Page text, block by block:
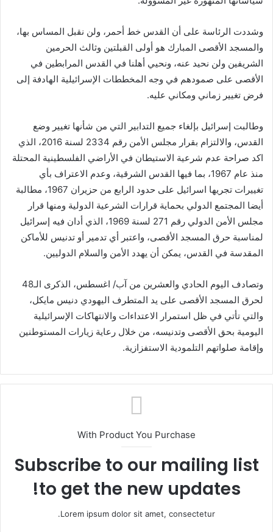
وشددت الرئاسة على أن القدس خط أحمر، ولن نقبل المساس بها،
والمسجد الأقصى المبارك هو أولى القبلتين وثالث الحرمين
الشريفين ولن نحيد عنه، ونحيي أهلنا في القدس المرابطين في
الأقصى على صمودهم في وجه المخططات الإسرائيلية الهادفة إلى
فرض تغيير زماني ومكاني عليه.
وطالبت إسرائيل بإلغاء جميع التدابير التي من شأنها تغيير وضع
القدس، والالتزام بقرار مجلس الأمن رقم 2334 لسنة 2016، الذي
اكد صراحة عدم شرعية الاستيطان في الأراضي الفلسطينية المحتلة
منذ عام 1967، بما فيها القدس الشرقية، وعدم الاعتراف بأي
تغييرات تجريها اسرائيل على حدود الرابع من حزيران 1967، مطالبة
أيضا المجتمع الدولي بحماية قرارات الشرعية الدولية ومنها قرار
مجلس الأمن الدولي رقم 271 لسنة 1969، الذي أدان فيه إسرائيل
لمناسبة حرق المسجد الأقصى، واعتبر أي تدمير أو تدنيس للأماكن
المقدسة في القدس، يمكن أن يهدد الأمن والسلام الدوليين.
وتصادف اليوم الحادي والعشرين من آب/ اغسطس، الذكرى الـ48
لحرق المسجد الأقصى على يد المتطرف اليهودي دنيس مايكل،
والتي تأتي في ظل استمرار الاعتداءات والانتهاكات الإسرائيلية
اليومية بحق الأقصى وتدنيسه، من خلال رعاية زيارات المستوطنين
وإقامة صلواتهم التلمودية الاستفزازية.
With Product You Purchase
Subscribe to our mailing list
to get the new updates!
Lorem ipsum dolor sit amet, consectetur.